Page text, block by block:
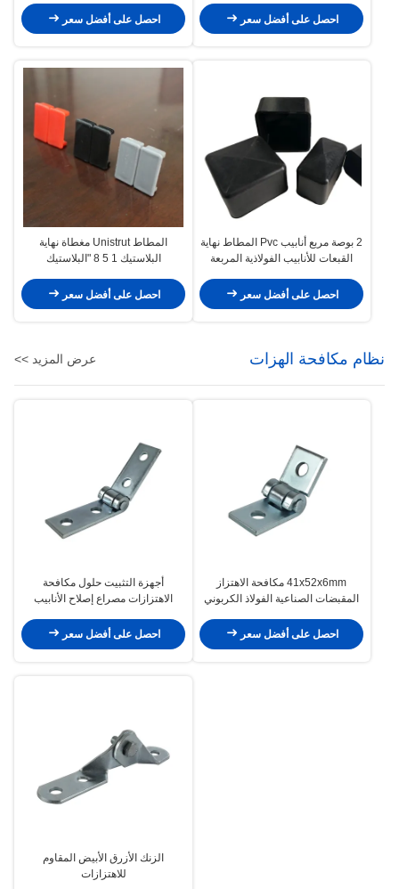
احصل على أفضل سعر
احصل على أفضل سعر
2 بوصة مربع أنابيب Pvc المطاط نهاية
القبعات للأنابيب الفولاذية المربعة
احصل على أفضل سعر
المطاط Unistrut مغطاة نهاية
البلاستيك 1 5 8 "البلاستيك
احصل على أفضل سعر
نظام مكافحة الهزات عرض المزيد >>
41x52x6mm مكافحة الاهتزاز
المقبضات الصناعية الفولاذ الكربوني
احصل على أفضل سعر
أجهزة التثبيت حلول مكافحة
الاهتزازات مصراع إصلاح الأنابيب
احصل على أفضل سعر
الزنك الأزرق الأبيض المقاوم
للاهتزازات